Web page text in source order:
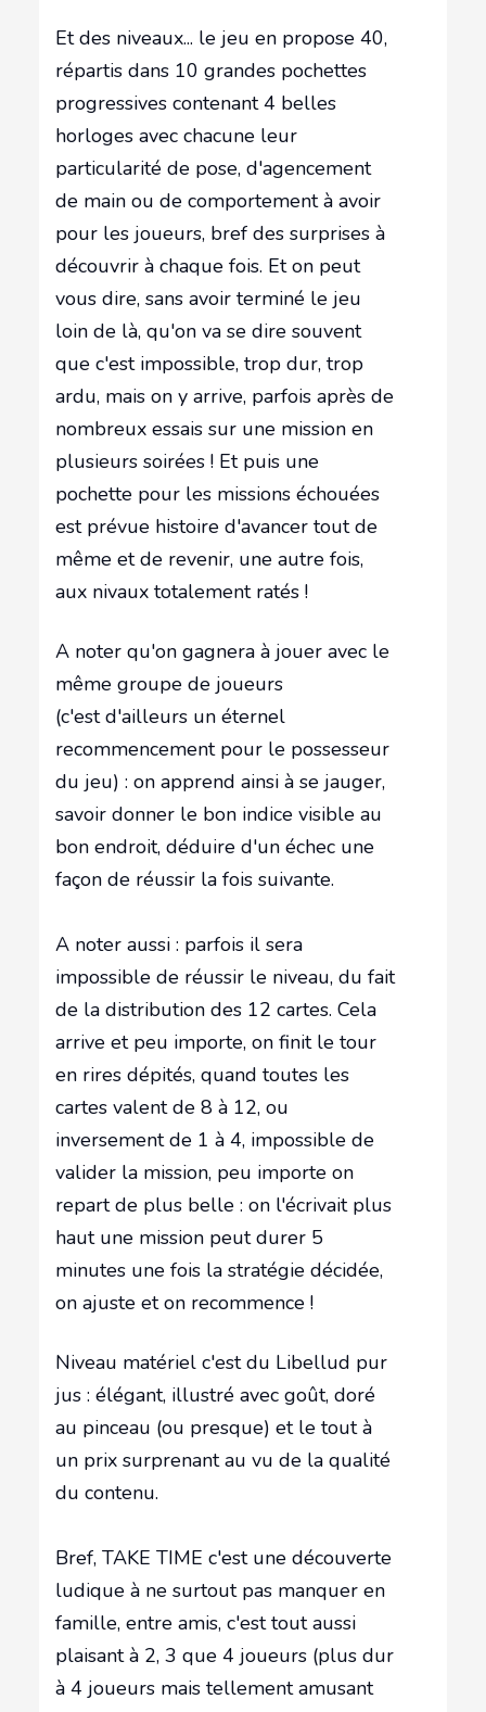
Et des niveaux... le jeu en propose 40,
répartis dans 10 grandes pochettes
progressives contenant 4 belles
horloges avec chacune leur
particularité de pose, d'agencement
de main ou de comportement à avoir
pour les joueurs, bref des surprises à
découvrir à chaque fois. Et on peut
vous dire, sans avoir terminé le jeu
loin de là, qu'on va se dire souvent
que c'est impossible, trop dur, trop
ardu, mais on y arrive, parfois après de
nombreux essais sur une mission en
plusieurs soirées ! Et puis une
pochette pour les missions échouées
est prévue histoire d'avancer tout de
même et de revenir, une autre fois,
aux nivaux totalement ratés !
A noter qu'on gagnera à jouer avec le
même groupe de joueurs
(c'est d'ailleurs un éternel
recommencement pour le possesseur
du jeu) : on apprend ainsi à se jauger,
savoir donner le bon indice visible au
bon endroit, déduire d'un échec une
façon de réussir la fois suivante.
A noter aussi : parfois il sera
impossible de réussir le niveau, du fait
de la distribution des 12 cartes. Cela
arrive et peu importe, on finit le tour
en rires dépités, quand toutes les
cartes valent de 8 à 12, ou
inversement de 1 à 4, impossible de
valider la mission, peu importe on
repart de plus belle : on l'écrivait plus
haut une mission peut durer 5
minutes une fois la stratégie décidée,
on ajuste et on recommence !
Niveau matériel c'est du Libellud pur
jus : élégant, illustré avec goût, doré
au pinceau (ou presque) et le tout à
un prix surprenant au vu de la qualité
du contenu.
Bref, TAKE TIME c'est une découverte
ludique à ne surtout pas manquer en
famille, entre amis, c'est tout aussi
plaisant à 2, 3 que 4 joueurs (plus dur
à 4 joueurs mais tellement amusant